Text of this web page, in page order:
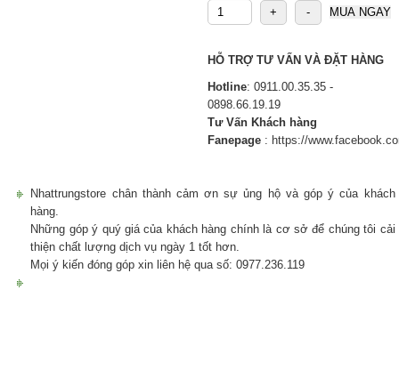
HỖ TRỢ TƯ VẤN VÀ ĐẶT HÀNG
Hotline: 0911.00.35.35 -
0898.66.19.19
Tư Vấn Khách hàng
Fanepage: https://
Nhattrungstore chân thành cảm ơn sự ủng hộ và góp ý của khách
hàng.
Những góp ý quý giá của khách hàng chính là cơ sở để chúng tôi cải
thiện chất lượng dịch vụ ngày 1 tốt hơn.
Mọi ý kiến đóng góp xin liên hệ qua số: 0977.236.119